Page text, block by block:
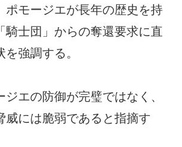
ポモージエが長年の歴史を持
騎士団」からの奪還要求に直
強調する。
エの防御が完璧ではなく、
威には脆弱であると指摘す